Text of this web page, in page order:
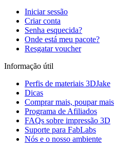
Iniciar sessão
Criar conta
Senha esquecida?
Onde está meu pacote?
Resgatar voucher
Informação útil
Perfis de materiais 3DJake
Dicas
Comprar mais, poupar mais
Programa de Afiliados
FAQs sobre impressão 3D
Suporte para FabLabs
Nós e o nosso ambiente